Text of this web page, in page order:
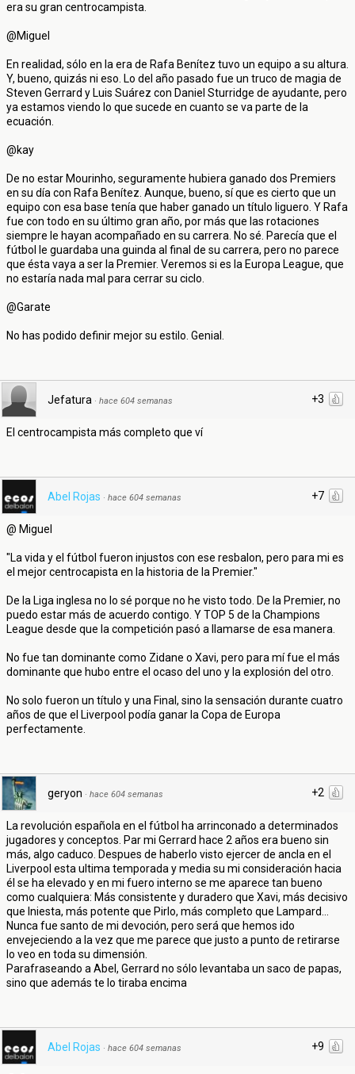
era su gran centrocampista.
@Miguel
En realidad, sólo en la era de Rafa Benítez tuvo un equipo a su altura.
Y, bueno, quizás ni eso. Lo del año pasado fue un truco de magia de
Steven Gerrard y Luis Suárez con Daniel Sturridge de ayudante, pero
ya estamos viendo lo que sucede en cuanto se va parte de la
ecuación.
@kay
De no estar Mourinho, seguramente hubiera ganado dos Premiers
en su día con Rafa Benítez. Aunque, bueno, sí que es cierto que un
equipo con esa base tenía que haber ganado un título liguero. Y Rafa
fue con todo en su último gran año, por más que las rotaciones
siempre le hayan acompañado en su carrera. No sé. Parecía que el
fútbol le guardaba una guinda al final de su carrera, pero no parece
que ésta vaya a ser la Premier. Veremos si es la Europa League, que
no estaría nada mal para cerrar su ciclo.
@Garate
No has podido definir mejor su estilo. Genial.
+3
Jefatura · hace 604 semanas
El centrocampista más completo que ví
+7
Abel Rojas · hace 604 semanas
@ Miguel
"La vida y el fútbol fueron injustos con ese resbalon, pero para mi es
el mejor centrocapista en la historia de la Premier."
De la Liga inglesa no lo sé porque no he visto todo. De la Premier, no
puedo estar más de acuerdo contigo. Y TOP 5 de la Champions
League desde que la competición pasó a llamarse de esa manera.
No fue tan dominante como Zidane o Xavi, pero para mí fue el más
dominante que hubo entre el ocaso del uno y la explosión del otro.
No solo fueron un título y una Final, sino la sensación durante cuatro
años de que el Liverpool podía ganar la Copa de Europa
perfectamente.
+2
geryon · hace 604 semanas
La revolución española en el fútbol ha arrinconado a determinados
jugadores y conceptos. Par mi Gerrard hace 2 años era bueno sin
más, algo caduco. Despues de haberlo visto ejercer de ancla en el
Liverpool esta ultima temporada y media su mi consideración hacia
él se ha elevado y en mi fuero interno se me aparece tan bueno
como cualquiera: Más consistente y duradero que Xavi, más decisivo
que Iniesta, más potente que Pirlo, más completo que Lampard...
Nunca fue santo de mi devoción, pero será que hemos ido
envejeciendo a la vez que me parece que justo a punto de retirarse
lo veo en toda su dimensión.
Parafraseando a Abel, Gerrard no sólo levantaba un saco de papas,
sino que además te lo tiraba encima
+9
Abel Rojas · hace 604 semanas